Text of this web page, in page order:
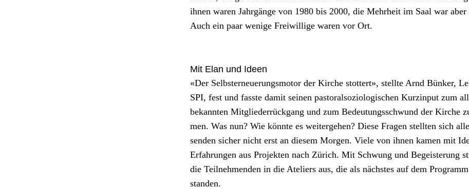
ihnen waren Jahrgänge von 1980 bis 2000, die Mehrheit im Saal war aber
Auch ein paar wenige Frei­willige waren vor Ort.
Mit Elan und Ideen
«Der Selb­sterneuerungsmo­tor der Kirche stot­tert», stellte Arnd Bünker,
SPI, fest und fasste damit seinen pas­toral­sozi­ol­o­gis­chen Kurz­in­put zum
bekan­nten Mit­glieder­rück­gang und zum Bedeu­tungss­chwund der Kirche
men. Was nun? Wie kön­nte es weit­erge­hen? Diese Fra­gen stell­ten sich
senden sich­er nicht erst an diesem Mor­gen. Viele von ihnen kamen mit
Erfahrun­gen aus Pro­jek­ten nach Zürich. Mit Schwung und Begeis­terung
die Teil­nehmenden in die Ate­liers aus, die als näch­stes auf dem Pro­gramm
standen.